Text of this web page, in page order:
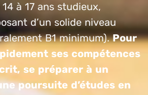
à 17 ans studieux,
d’un solide niveau
B1 minimum).Pour
ses compétences
se préparer à un
poursuite d’études en